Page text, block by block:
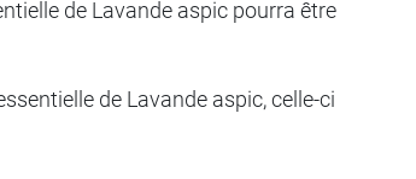
de Lavande aspic pourra être
de Lavande aspic, celle-ci